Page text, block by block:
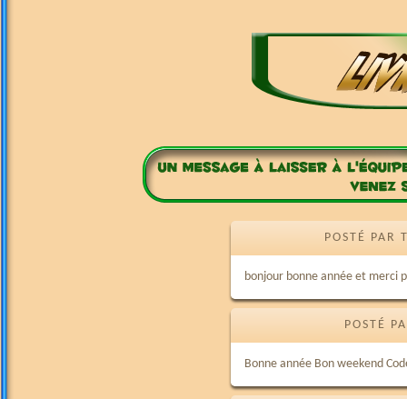
POSTÉ
bonjour bonne année et merci
POSTÉ
Bonne année Bon weekend